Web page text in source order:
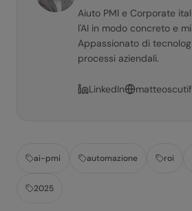
Aiuto PMI e Corporate
l'AI in modo concreto e
Appassionato di
processi aziendali.
LinkedIn
ai-pmi automazione roi
2025